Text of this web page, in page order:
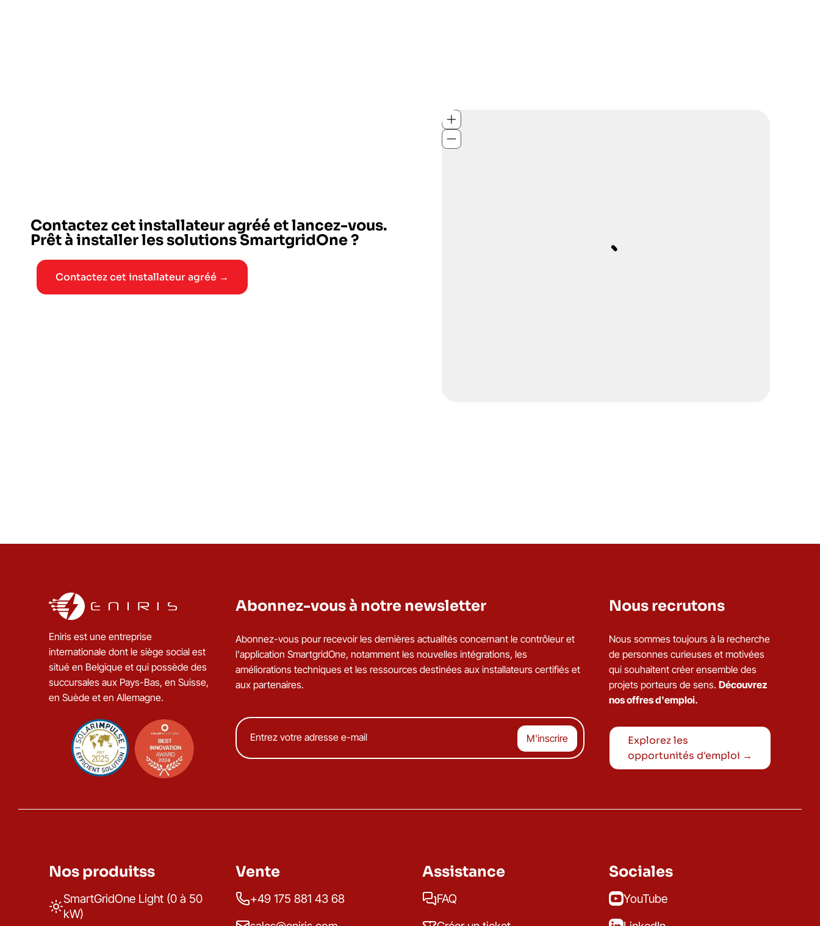
Contactez cet installateur agréé et lancez-vous.
Prêt à installer les solutions SmartgridOne ?
Contactez cet installateur agréé →
Eniris est une entreprise
internationale dont le siège social est
situé en Belgique et qui possède des
succursales aux Pays-Bas, en Suisse,
en Suède et en Allemagne.
Abonnez-vous à notre newsletter
Abonnez-vous pour recevoir les dernières actualités concernant le contrôleur et
l'application SmartgridOne, notamment les nouvelles intégrations, les
améliorations techniques et les ressources destinées aux installateurs certifiés et
aux partenaires.
Nous recrutons
Nous sommes toujours à la recherche
de personnes curieuses et motivées
qui souhaitent créer ensemble des
projets porteurs de sens. Découvrez
nos offres d'emploi.
Explorez les
opportunités d'emploi →
Nos produitss
SmartGridOne Light (0 à 50
kW)
Vente
+49 175 881 43 68
Assistance
FAQ
Sociales
YouTube